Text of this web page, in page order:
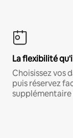
La flexibilité
Choisissez vos
puis réservez